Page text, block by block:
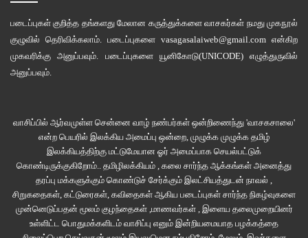
படைப்புகள் குறித்த தங்களது மேலான கருத்துக்களை வாசகர்கள் நமது முகநூல்
குழுவில் தெரிவிக்கலாம். படைப்புகளை vasagasalaiweb@gmail.com என்கிற
முகவரிக்கு அனுப்பவும். படைப்புகளை யூனிகோடு(UNICODE)எழுத்துருவில்
அனுப்பவும்.
வாசிப்பில் ஆர்வமுள்ள சென்னை வாழ் நண்பர்கள் ஒன்றிணைந்து 'வாசகசாலை'
என்ற பெயரில் இலக்கிய அமைப்பு ஒன்றை, முழுக்க முழுக்க தமிழ்
இலக்கியத்திற்கு மட்டுமேயான ஓர் அமைப்பாக செயல்பட்டுக்
கொண்டிருக்குகிறோம்.. தமிழிலக்கியம் , கலை சார்ந்த ஆக்கங்கள் அனைத்து
தரப்பு மக்களுக்கும் கொண்டுச் சேர்க்கும் இலட்சியத்துடன் நாவல் ,
சிறுகதைகள், கட்டுரைகள், கவிதைகள் ஆகிய படைப்புகள் சார்ந்த நிகழ்வுகளை
முன்னெடுப்பதன் மூலம் குழந்தைகள் ,மாணவர்கள் , இளைய தலைமுறையினர்
உள்ளிட்ட பொதுமக்களிடம் வாசிப்பு எனும் இன்றியமையாத பழக்கத்தை